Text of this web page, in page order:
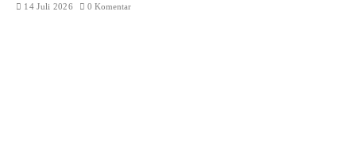
14 Juli 2026 0 Komentar